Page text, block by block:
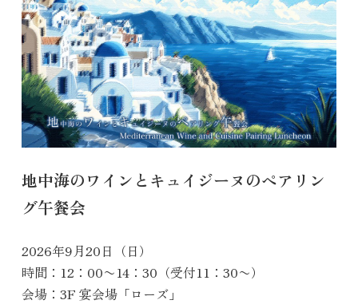
地中海のワインとキュイジーヌのペアリン
グ午餐会
2026年9月20日（日）
時間：12：00〜14：30（受付11：30〜）
会場：3F 宴会場「ローズ」